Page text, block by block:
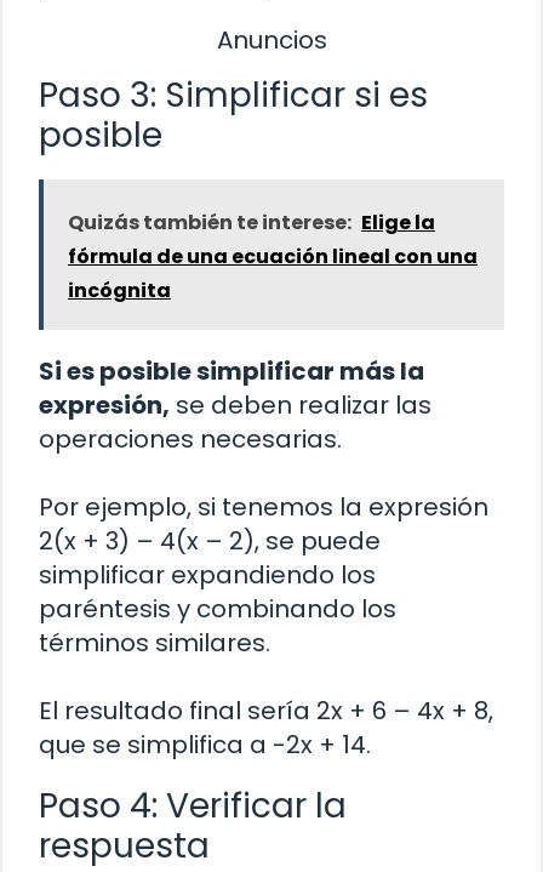
Anuncios
Paso 3: Simplificar si es
posible
Quizás también te interese: Elige la
fórmula de una ecuación lineal con una
incógnita
Si es posible simplificar más la
expresión, se deben realizar las
operaciones necesarias.
Por ejemplo, si tenemos la expresión
2(x + 3) – 4(x – 2), se puede
simplificar expandiendo los
paréntesis y combinando los
términos similares.
El resultado final sería 2x + 6 – 4x + 8,
que se simplifica a -2x + 14.
Paso 4: Verificar la
respuesta